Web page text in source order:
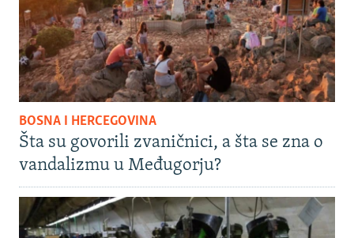
BOSNA I HERCEGOVINA
Šta su govorili zvaničnici, a šta se zna o
vandalizmu u Međugorju?